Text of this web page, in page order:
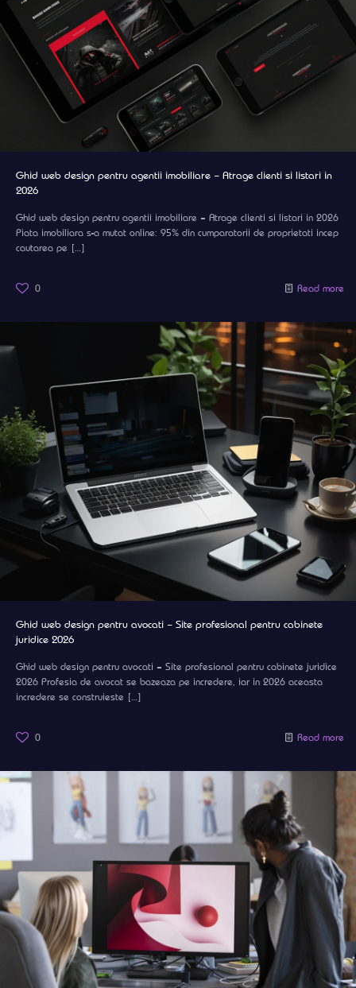
Ghid web design pentru agentii imobiliare – Atrage clienti si listari in
2026
Ghid web design pentru agentii imobiliare – Atrage clienti si listari in 2026
Piata imobiliara s-a mutat online: 95% din cumparatorii de proprietati incep
cautarea pe […]
0 Read more
Ghid web design pentru avocati – Site profesional pentru cabinete
juridice 2026
Ghid web design pentru avocati – Site profesional pentru cabinete juridice
2026 Profesia de avocat se bazeaza pe incredere, iar in 2026 aceasta
incredere se construieste […]
0 Read more